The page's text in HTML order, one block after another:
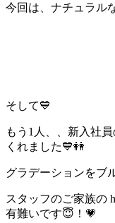
今回は、ナチュラル
そして💙
もう1人、、新入社
くれました💙👭
グラデーションをブ
スタッフのご家族の
有難いです😇！💗